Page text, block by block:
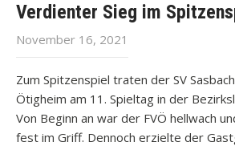
Verdienter Sieg im
November 16, 2021
Zum Spitzenspiel traten der SV
Ötigheim am 11. Spieltag in der
Von Beginn an war der FVÖ hellwach
fest im Griff. Dennoch erzielte der